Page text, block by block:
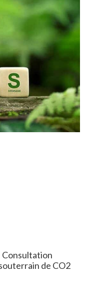
Consultation
de CO2